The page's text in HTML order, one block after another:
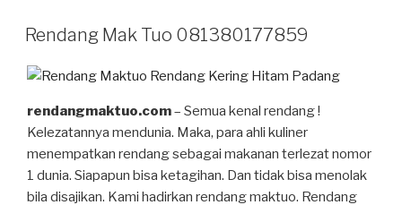
A
p
p
a
m
b
o
o
k
ar
e
Rendang Mak Tuo 081380177859
rendangmaktuo.com– Semua kenal rendang !
Kelezatannya mendunia. Maka, para ahli kuliner
menempatkan rendang sebagai makanan terlezat nomor
1 dunia. Siapapun bisa ketagihan. Dan tidak bisa menolak
bila disajikan. Kami hadirkan rendang maktuo. Rendang